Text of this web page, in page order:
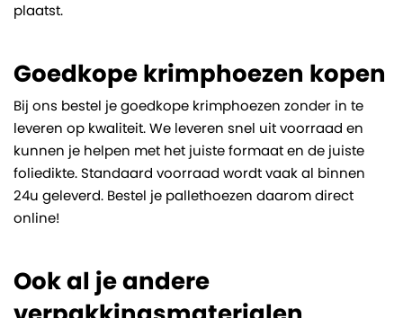
plaatst.
Goedkope krimphoezen kopen
Bij ons bestel je goedkope krimphoezen zonder in te
leveren op kwaliteit. We leveren snel uit voorraad en
kunnen je helpen met het juiste formaat en de juiste
foliedikte. Standaard voorraad wordt vaak al binnen
24u geleverd. Bestel je pallethoezen daarom direct
online!
Ook al je andere